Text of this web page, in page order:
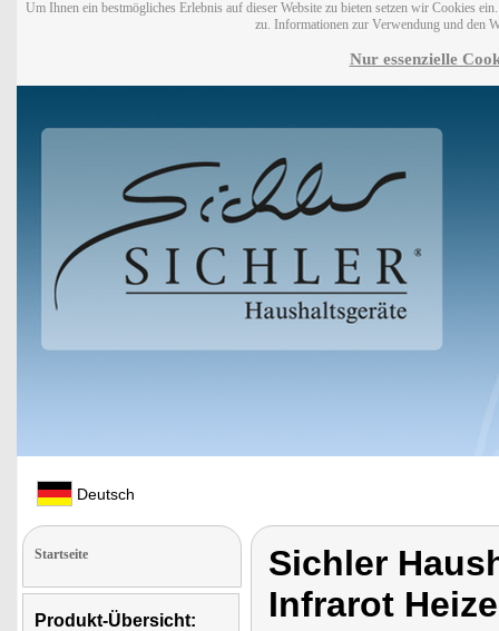
Um Ihnen ein bestmögliches Erlebnis auf dieser Website zu bieten setzen wir Cookies
zu. Informationen zur Verwendung und den
Nur essenzielle
Deutsch
Startseite
Produkt-Übersicht:
Sichler
Infrarot